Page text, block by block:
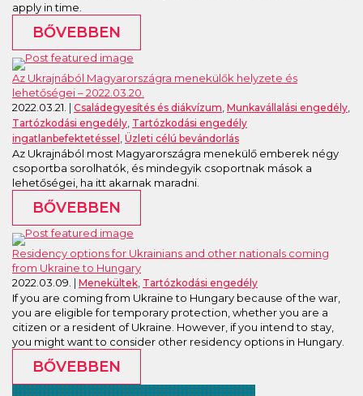
apply in time.
BŐVEBBEN
Az Ukrajnából Magyarországra menekülők helyzete és
lehetőségei – 2022.03.20.
2022.03.21.
Családegyesítés és diákvízum Munkavállalási engedély
Tartózkodási engedély Tartózkodási engedély
ingatlanbefektetéssel
Üzleti célú bevándorlás
Az Ukrajnából most Magyarországra menekülő emberek négy
csoportba sorolhatók, és mindegyik csoportnak mások a
lehetőségei, ha itt akarnak maradni.
BŐVEBBEN
Residency options for Ukrainians and other nationals coming
from Ukraine to Hungary
2022.03.09.
Menekültek Tartózkodási engedély
If you are coming from Ukraine to Hungary because of the war,
you are eligible for temporary protection, whether you are a
citizen or a resident of Ukraine. However, if you intend to stay,
you might want to consider other residency options in Hungary.
BŐVEBBEN